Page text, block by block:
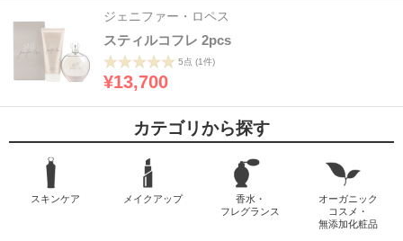
ジェニファー・ロペス
スティルコフレ 2pcs
5点 (1件)
¥13,700
カテゴリから探す
スキンケア メイクアップ
香水・
フレグランス
オーガニック
コスメ・
無添加化粧品